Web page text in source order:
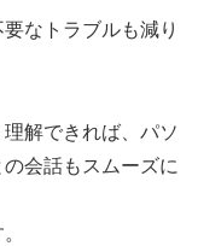
なトラブルも減り
解できれば、パソ
会話もスムーズに